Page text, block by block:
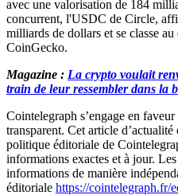
avec une valorisation de 184
concurrent, l'USDC de Circle,
milliards de dollars et se classe
CoinGecko.
Magazine : La crypto voulait
train de leur ressembler dans la
Cointelegraph s’engage en
transparent. Cet article
politique éditoriale de
informations exactes et à jour.
informations de manière
éditoriale https://cointelegraph.fr/